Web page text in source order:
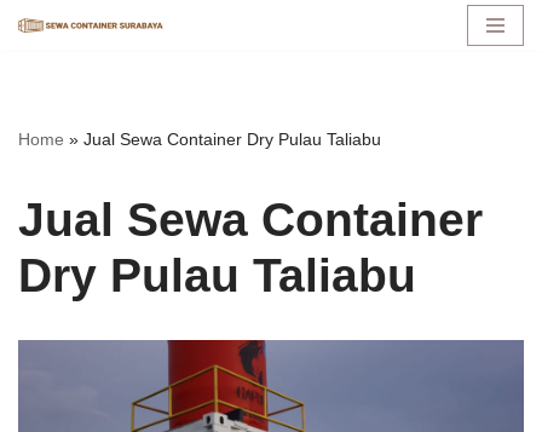
konten
Home » Jual Sewa Container Dry Pulau Taliabu
Jual Sewa Container
Dry Pulau Taliabu